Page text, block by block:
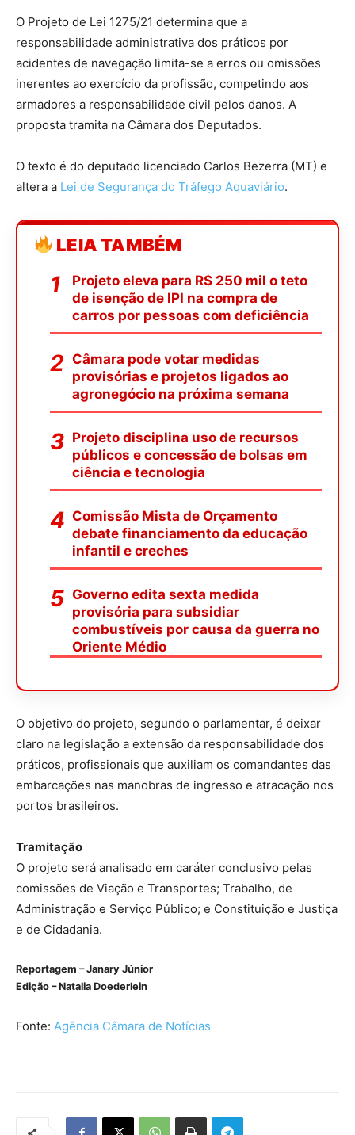
O Projeto de Lei 1275/21 determina que a
responsabilidade administrativa dos práticos por
acidentes de navegação limita-se a erros ou omissões
inerentes ao exercício da profissão, competindo aos
armadores a responsabilidade civil pelos danos. A
proposta tramita na Câmara dos Deputados.
O texto é do deputado licenciado Carlos Bezerra (MT) e
altera a Lei de Segurança do Tráfego Aquaviário.
LEIA TAMBÉM
Projeto eleva para R$ 250 mil o teto
de isenção de IPI na compra de
carros por pessoas com deficiência
Câmara pode votar medidas
provisórias e projetos ligados ao
agronegócio na próxima semana
Projeto disciplina uso de recursos
públicos e concessão de bolsas em
ciência e tecnologia
Comissão Mista de Orçamento
debate financiamento da educação
infantil e creches
Governo edita sexta medida
provisória para subsidiar
combustíveis por causa da guerra no
Oriente Médio
O objetivo do projeto, segundo o parlamentar, é deixar
claro na legislação a extensão da responsabilidade dos
práticos, profissionais que auxiliam os comandantes das
embarcações nas manobras de ingresso e atracação nos
portos brasileiros.
Tramitação
O projeto será analisado em caráter conclusivo pelas
comissões de Viação e Transportes; Trabalho, de
Administração e Serviço Público; e Constituição e Justiça
e de Cidadania.
Reportagem – Janary Júnior
Edição – Natalia Doederlein
Fonte: Agência Câmara de Notícias